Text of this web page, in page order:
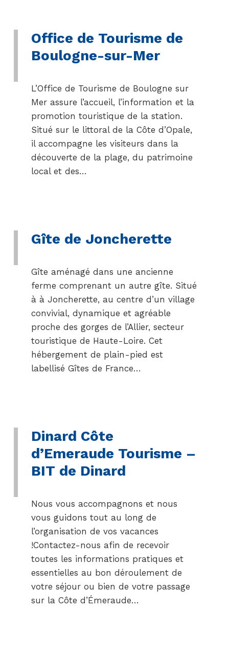
Office de Tourisme de
Boulogne-sur-Mer
L’Office de Tourisme de Boulogne sur
Mer assure l’accueil, l’information et la
promotion touristique de la station.
Situé sur le littoral de la Côte d’Opale,
il accompagne les visiteurs dans la
découverte de la plage, du patrimoine
local et des…
Gîte de Joncherette
Gîte aménagé dans une ancienne
ferme comprenant un autre gîte. Situé
à à Joncherette, au centre d’un village
convivial, dynamique et agréable
proche des gorges de l’Allier, secteur
touristique de Haute-Loire. Cet
hébergement de plain-pied est
labellisé Gîtes de France…
Dinard Côte
d’Emeraude Tourisme –
BIT de Dinard
Nous vous accompagnons et nous
vous guidons tout au long de
l’organisation de vos vacances
!Contactez-nous afin de recevoir
toutes les informations pratiques et
essentielles au bon déroulement de
votre séjour ou bien de votre passage
sur la Côte d’Émeraude…